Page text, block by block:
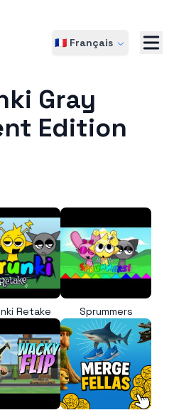
🇫🇷 Français
Gray
Edition
Retake Sprummers